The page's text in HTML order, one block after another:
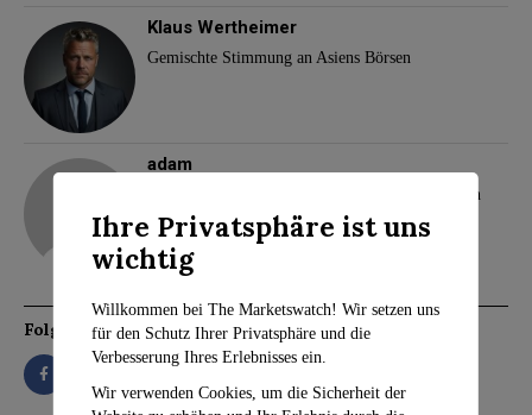
Klaus Wertheimer
Gemischte Stimmung an Asiens Börsen
adam
Demokraten-Komplott gegen US-Präsident Biden
Folgen Sie
Ihre Privatsphäre ist uns
wichtig
Willkommen bei The Marketswatch! Wir setzen uns
für den Schutz Ihrer Privatsphäre und die
Verbesserung Ihres Erlebnisses ein.
Wir verwenden Cookies, um die Sicherheit der